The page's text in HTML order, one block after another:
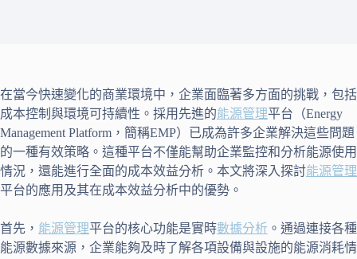
在當今快速變化的商業環境中，企業面臨著多方面的挑戰，包括
成本控制與環境可持續性。採用先進的能源管理平台（Energy
Management Platform，簡稱EMP）已成為許多企業解決這些問題
的一種有效策略。這種平台不僅能幫助企業監控和分析能源使用
情況，還能進行全面的成本效益分析。本文將深入探討能源管理
平台的應用及其在成本效益分析中的優勢。
首先， 能源管理平台的核心功能是實時數據分析 。通過連接各種
能源數據來源，企業能夠及時了解各項設備與設施的能源消耗情